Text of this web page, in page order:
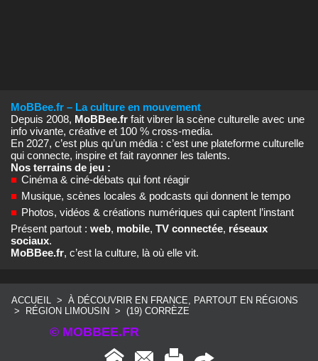
MoBBee.fr – La culture en mouvement
Depuis 2008, MoBBee.fr fait vibrer la scène culturelle avec une
info vivante, créative et 100 % cross‑media.
En 2027, c’est plus qu’un média : c’est une plateforme culturelle
qui connecte, inspire et fait rayonner les talents.
Nos terrains de jeu :
■ Cinéma & ciné‑débats qui font réagir
■ Musique, scènes locales & podcasts qui donnent le tempo
■ Photos, vidéos & créations numériques qui captent l’instant
Présent partout : web, mobile, TV connectée, réseaux
sociaux.
MoBBee.fr, c’est la culture, là où elle vit.
ACCUEIL > À DÉCOUVRIR EN FRANCE, PARTOUT EN RÉGIONS
>
RÉGION LIMOUSIN > (19) CORRÈZE
© MOBBEE.FR